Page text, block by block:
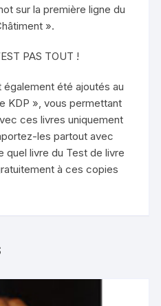
sur la première ligne du
».
PAS TOUT !
été ajoutés au
KDP », vous permettant
ces livres uniquement
les partout avec
quel livre du Test de livre
à ces copies